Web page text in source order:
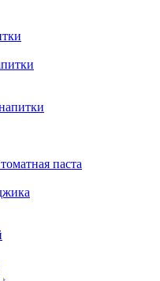
паста